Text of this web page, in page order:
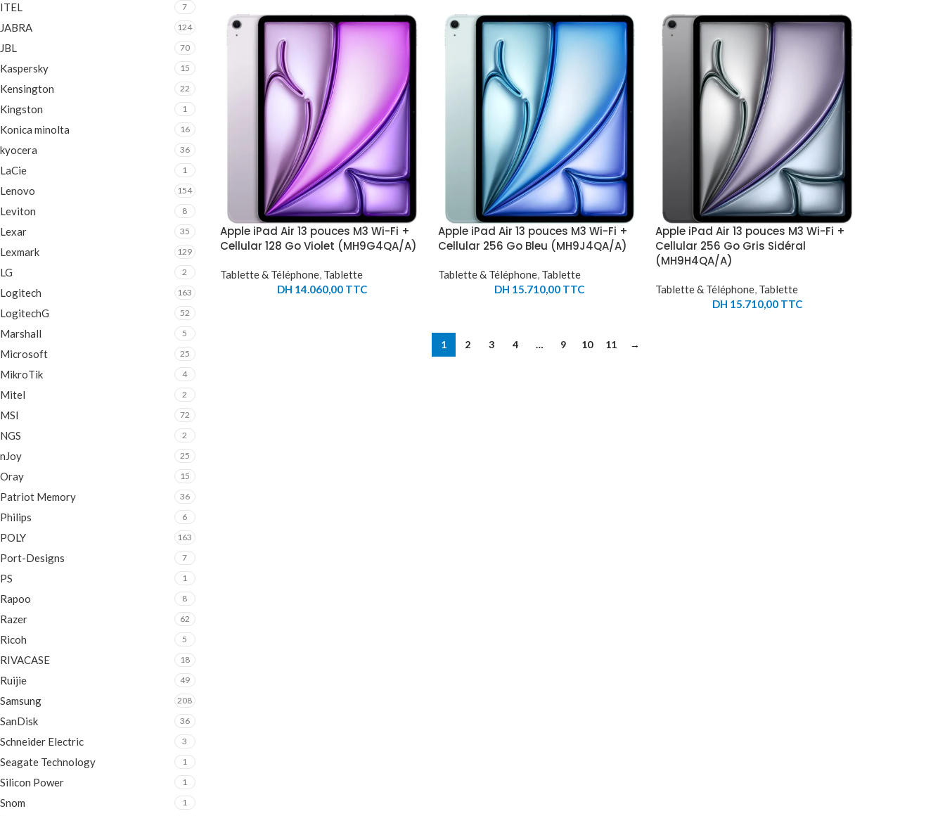
ITEL 7
JABRA 124
JBL 70
Kaspersky 15
Kensington 22
Kingston 1
Konica minolta 16
kyocera 36
LaCie 1
Lenovo 154
Leviton 8
Lexar 35
Lexmark 129
LG 2
Logitech 163
LogitechG 52
Marshall 5
Microsoft 25
MikroTik 4
Mitel 2
MSI 72
NGS 2
nJoy 25
Oray 15
Patriot Memory 36
Philips 6
POLY 163
Port-Designs 7
PS 1
Rapoo 8
Razer 62
Ricoh 5
RIVACASE 18
Ruijie 49
Samsung 208
SanDisk 36
Schneider Electric 3
Seagate Technology 1
Silicon Power 1
Snom 1
Apple iPad Air 13 pouces M3 Wi-Fi +
Cellular 128 Go Violet (MH9G4QA/A)
Tablette & Téléphone, Tablette
DH 14.060,00TTC
Apple iPad Air 13 pouces M3 Wi-Fi +
Cellular 256 Go Bleu (MH9J4QA/A)
Tablette & Téléphone, Tablette
DH 15.710,00 TTC
Apple iPad Air 13 pouces M3 Wi-Fi +
Cellular 256 Go Gris Sidéral
(MH9H4QA/A)
Tablette & Téléphone, Tablette
DH 15.710,00 TTC
1 2 3 4 … 9 10 11 →